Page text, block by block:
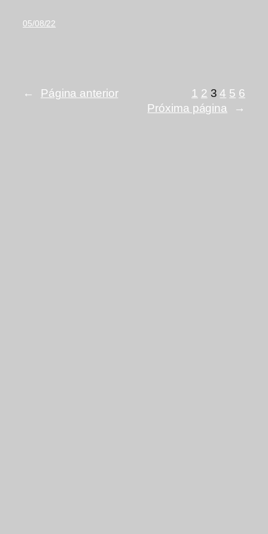
05/08/22
← Página anterior 1 2 3 4 5 6
Próxima página
→